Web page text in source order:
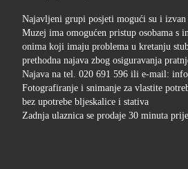
Najavljeni grupi posjeti mogući su i izvan
Muzej ima omogućen pristup osobama s
onima koji imaju problema u kretanju
prethodna najava zbog osiguravanja
Najava na tel. 020 691 596 ili e-mail:
Fotografiranje i snimanje za vlastite
bez upotrebe bljeskalice i stativa
Zadnja ulaznica se prodaje 30 minuta